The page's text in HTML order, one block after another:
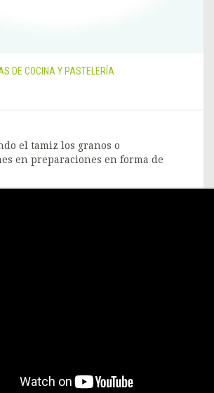
DE COCINA Y PASTELERÍA
el tamiz los granos o
en preparaciones en forma de